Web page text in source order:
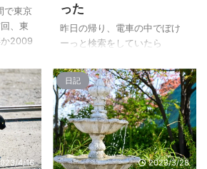
くな
って
出て
けど
持ち
の類
タンドとか必要そうな感じの
ものはメインサイトの方で書
き出してみました。 [blogcard
で東京
、東
2009
ら
く東
とベ
京に
の
で行
は旅
った
昨日の帰り、電車の中でぼけ
ーっと検索をしていたら
受注をしていたのでポチりま
した。 ヨドバシの福袋も外れ
て、それ以降も微妙に定価以
上でしか販売されていなく
て、いつになったら適正価格
で買えるんだろうかと思いな
がらずっと待ってたんです
4/16
日記
2023/3/28